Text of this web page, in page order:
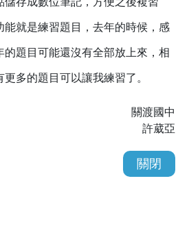
能就是練習題目，去年的時候，感
的題目可能還沒有全部放上來，相
多的題目可以讓我練習了。
關渡國中
許葳亞
關閉